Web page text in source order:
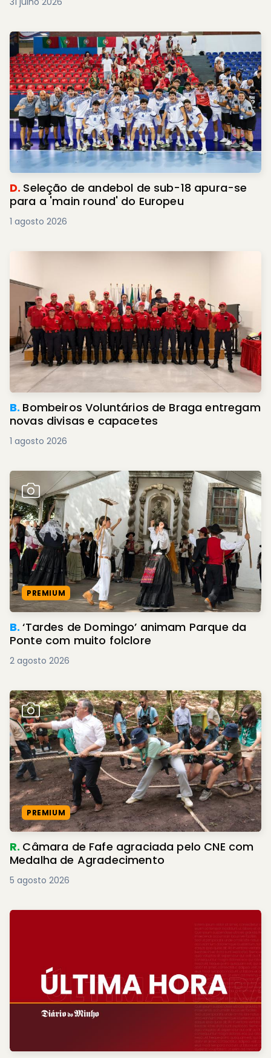
D. Seleção de andebol de sub-18 apura-se
para a 'main round' do Europeu
1 agosto 2026
B. Bombeiros Voluntários de Braga entregam
novas divisas e capacetes
1 agosto 2026
PREMIUM
B.‘Tardes de Domingo’ animam Parque da
Ponte com muito folclore
2 agosto 2026
PREMIUM
R. Câmara de Fafe agraciada pelo CNE com
Medalha de Agradecimento
5 agosto 2026